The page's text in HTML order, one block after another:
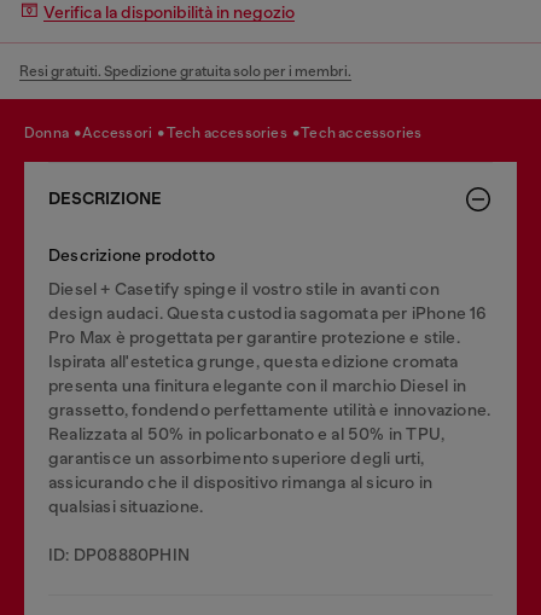
Verifica la disponibilità in negozio
Resi gratuiti. Spedizione gratuita solo per i membri.
donna accessori tech accessories tech accessories
DESCRIZIONE
Descrizione prodotto
Diesel + Casetify spinge il vostro stile in avanti con
design audaci. Questa custodia sagomata per iPhone 16
Pro Max è progettata per garantire protezione e stile.
Ispirata all'estetica grunge, questa edizione cromata
presenta una finitura elegante con il marchio Diesel in
grassetto, fondendo perfettamente utilità e innovazione.
Realizzata al 50% in policarbonato e al 50% in TPU,
garantisce un assorbimento superiore degli urti,
assicurando che il dispositivo rimanga al sicuro in
qualsiasi situazione.
ID: DP08880PHIN